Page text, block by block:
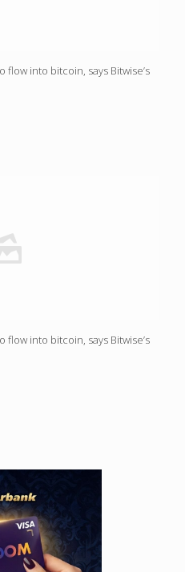
into bitcoin, says Bitwise’s
into bitcoin, says Bitwise’s